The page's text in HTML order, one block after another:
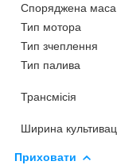
Споряджена
Тип мотора
Тип зчеплення
Тип палива
Трансмісія
Ширина
Приховати